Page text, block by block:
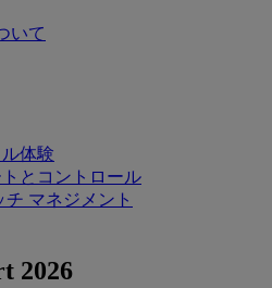
いて
体験
とコントロール
マネジメント
2026